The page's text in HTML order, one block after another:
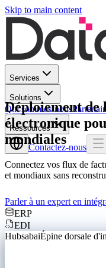
Skip to main content
Services
Solutions
Qui sommes-nous
Ressources
Contactez-nous
Déploiement
électronique
mondiales
Connectez vos flux de
et mondiaux sans
Parler à un expert en
ERP
EDI
HubsabaiÉpine dorsale